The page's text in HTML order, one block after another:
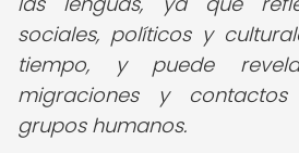
sociales, políticos y
tiempo, y puede
migraciones y contactos
grupos humanos.